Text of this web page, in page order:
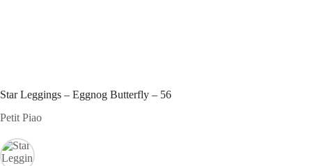
Star Leggings – Eggnog Butterfly – 56
Petit Piao